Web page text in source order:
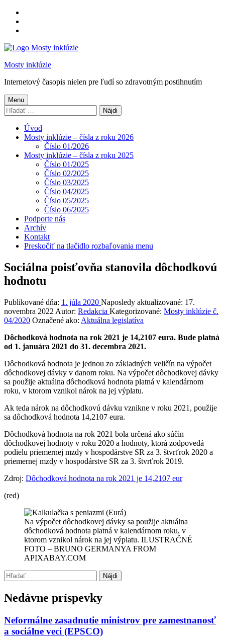
obsah
pätičku
Mosty inklúzie
Internetový časopis nielen pre ľudí so zdravotným postihnutím
Menu
Hľadať:
Úvod
Mosty inklúzie – čísla z roku 2026
Číslo 01/2026
Mosty inklúzie – čísla z roku 2025
Číslo 01/2025
Číslo 02/2025
Číslo 03/2025
Číslo 04/2025
Číslo 05/2025
Číslo 06/2025
Podporte nás
Archív
Kontakt
Preskočiť na tlačidlo rozbaľovania menu
Sociálna poisťovňa stanovila dôchodkovú
hodnotu
Publikované dňa: 1. júla 2020 Naposledy aktualizované: 17.
novembra 2022 Autor: Redakcia Kategorizované: Mosty inklúzie č.
04/2020 Označené ako: Aktuálna legislatíva
Dôchodková hodnota na rok 2021 je 14,2107 eura. Bude platná
od 1. januára 2021 do 31. decembra 2021.
Dôchodková hodnota je jednou zo základných veličín na výpočet
dôchodkovej dávky v danom roku. Na výpočet dôchodkovej dávky
sa použije aktuálna dôchodková hodnota platná v kalendárnom
roku, v ktorom vznikol nárok na jej výplatu.
Ak teda nárok na dôchodkovú dávku vznikne v roku 2021, použije
sa dôchodková hodnota 14,2107 eura.
Dôchodková hodnota na rok 2021 bola určená ako súčin
dôchodkovej hodnoty v roku 2020 a hodnoty, ktorá zodpovedá
podielu priemernej mzdy v hospodárstve SR za 3. štvrťrok 2020 a
priemernej mzdy v hospodárstve SR za 3. štvrťrok 2019.
Zdroj: Dôchodková hodnota na rok 2021 je 14,2107 eur
(red)
Na výpočet dôchodkovej dávky sa použije aktuálna
dôchodková hodnota platná v kalendárnom roku, v
ktorom vznikol nárok na jej výplatu. ILUSTRAČNÉ
FOTO – BRUNO GERMANYA FROM
APIXABAY.COM
Preskočiť
späť
na
hlavnú
Hľadať:
Nedávne príspevky
Neformálne zasadnutie ministrov pre zamestnanosť
a sociálne veci (EPSCO)